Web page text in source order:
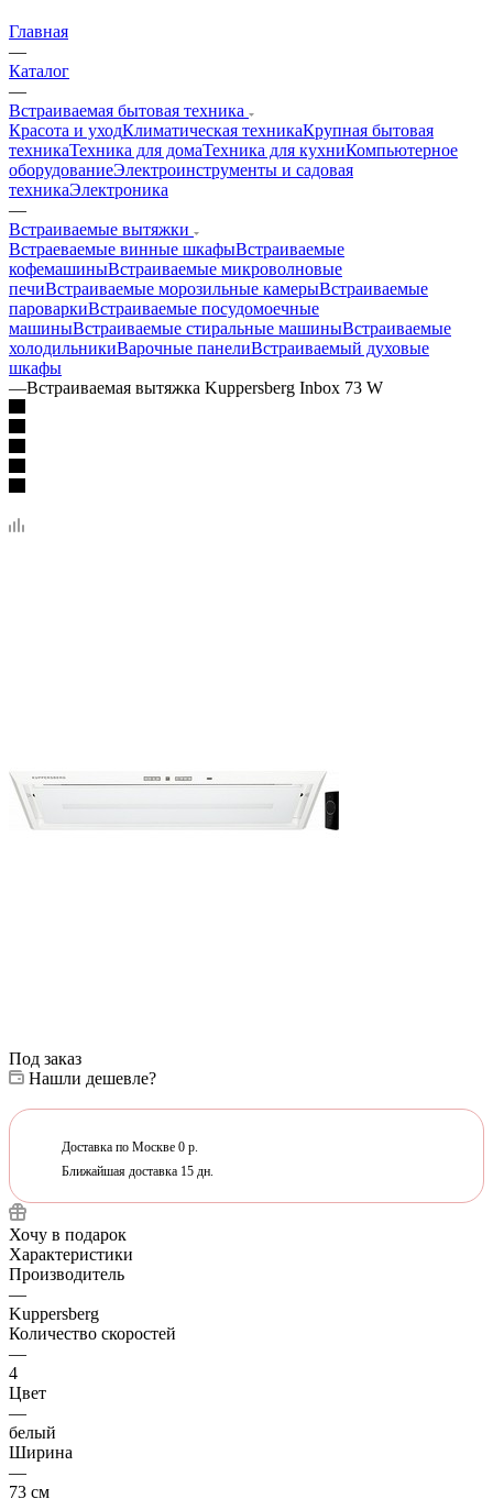
Главная
—
Каталог
—
Встраиваемая бытовая техника
Красота и уходКлиматическая техникаКрупная бытовая
техникаТехника для домаТехника для кухниКомпьютерное
оборудованиеЭлектроинструменты и садовая
техникаЭлектроника
—
Встраиваемые вытяжки
Встраеваемые винные шкафыВстраиваемые
кофемашиныВстраиваемые микроволновые
печиВстраиваемые морозильные камерыВстраиваемые
пароваркиВстраиваемые посудомоечные
машиныВстраиваемые стиральные машиныВстраиваемые
холодильникиВарочные панелиВстраиваемый духовые
шкафы
—Встраиваемая вытяжка Kuppersberg Inbox 73 W
Под заказ
Нашли дешевле?
Доставка по Москве 0 р.
Ближайшая доставка 15 дн.
Хочу в подарок
Характеристики
Производитель
—
Kuppersberg
Количество скоростей
—
4
Цвет
—
белый
Ширина
—
73 см